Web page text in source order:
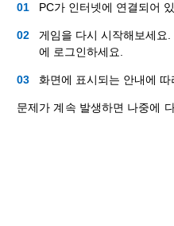
PC가 인터넷에 연결되어
게임을 다시 시작해보세요
에 로그인하세요.
화면에 표시되는 안내에
문제가 계속 발생하면 나중에